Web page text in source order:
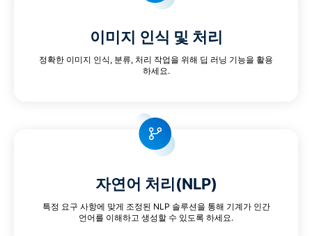
이미지 인식 및 처리
정확한 이미지 인식, 분류, 처리 작업을 위해 딥 러닝 기능을 활용
하세요.
자연어 처리(NLP)
특정 요구 사항에 맞게 조정된 NLP 솔루션을 통해 기계가 인간
언어를 이해하고 생성할 수 있도록 하세요.